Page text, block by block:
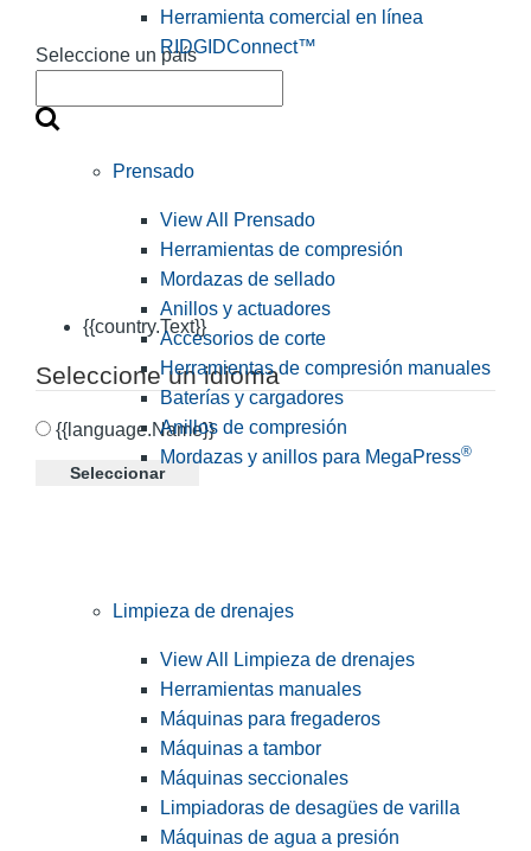
Seleccione un país
{{country.Text}}
Seleccione un idioma
{{language.Name}}
Seleccionar
Herramienta comercial en línea
RIDGIDConnect™
Prensado
View All Prensado
Herramientas de compresión
Mordazas de sellado
Anillos y actuadores
Accesorios de corte
Herramientas de compresión manuales
Baterías y cargadores
Anillos de compresión
Mordazas y anillos para MegaPress®
Limpieza de drenajes
View All Limpieza de drenajes
Herramientas manuales
Máquinas para fregaderos
Máquinas a tambor
Máquinas seccionales
Limpiadoras de desagües de varilla
Máquinas de agua a presión